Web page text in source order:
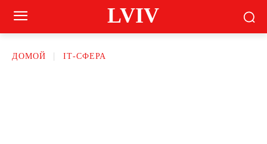
LVIV
ДОМОЙ ІТ-СФЕРА